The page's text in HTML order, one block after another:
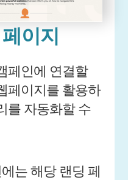
이지
페인에 연결할
페이지를 활용하
를 자동화할 수
는 해당 랜딩 페